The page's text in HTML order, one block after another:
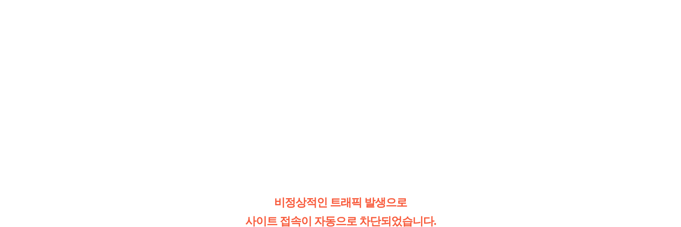
비정상적인 트래픽 발생으로
사이트 접속이 자동으로 차단되었습니다.